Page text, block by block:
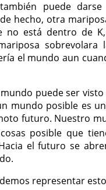
puede
hecho, otra
no está dentro de
el mundo aun
puede ser
mundo posible es
futuro. Nuestro
posible que
el futuro se
representar